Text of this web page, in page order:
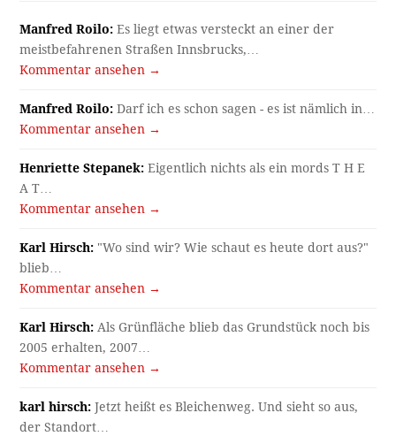
Manfred Roilo: Es liegt etwas versteckt an einer der
meistbefahrenen Straßen Innsbrucks,…
Kommentar ansehen →
Manfred Roilo: Darf ich es schon sagen - es ist nämlich in…
Kommentar ansehen →
Henriette Stepanek: Eigentlich nichts als ein mords T H E
A T…
Kommentar ansehen →
Karl Hirsch: "Wo sind wir? Wie schaut es heute dort aus?"
blieb…
Kommentar ansehen →
Karl Hirsch: Als Grünfläche blieb das Grundstück noch bis
2005 erhalten, 2007…
Kommentar ansehen →
karl hirsch: Jetzt heißt es Bleichenweg. Und sieht so aus,
der Standort…